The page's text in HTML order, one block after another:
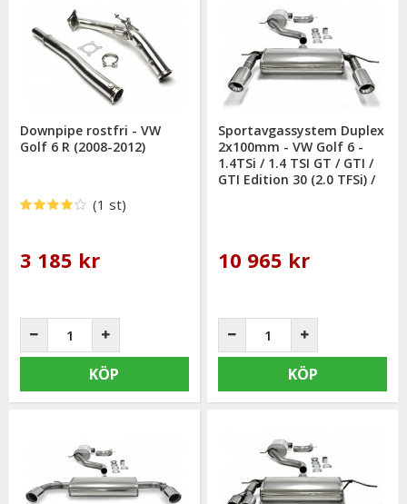
Downpipe rostfri - VW
Golf 6 R (2008-2012)
(1 st)
3 185 kr
KÖP
Sportavgassystem Duplex
2x100mm - VW Golf 6 -
1.4TSi / 1.4 TSI GT / GTI /
GTI Edition 30 (2.0 TFSi) /
10 965 kr
KÖP